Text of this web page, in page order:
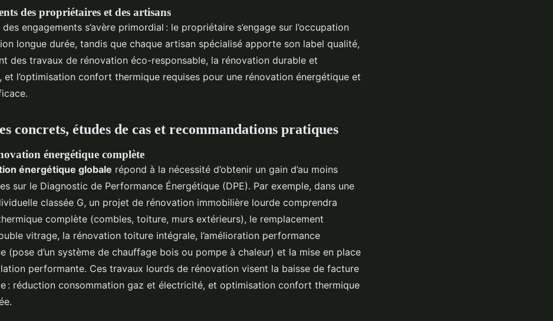
des propriétaires et des artisans
engagements s’avère primordial : le propriétaire s’engage sur l’occupation
longue durée, tandis que chaque artisan spécialisé apporte son label qualité,
des travaux de rénovation éco-responsable, la rénovation durable et
et l’optimisation confort thermique requises pour une rénovation énergétique et
concrets, études de cas et recommandations pratiques
énergétique complète
énergétique globale répond à la nécessité d’obtenir un gain d’au moins
sur le Diagnostic de Performance Énergétique (DPE). Par exemple, dans une
classée G, un projet de rénovation immobilière lourde comprendra
complète (combles, toiture, murs extérieurs), le remplacement
vitrage, la rénovation toiture intégrale, l’amélioration performance
(pose d’un système de chauffage bois ou pompe à chaleur) et la mise en place
performante. Ces travaux lourds de rénovation visent la baisse de facture
: réduction consommation gaz et électricité, et optimisation confort thermique